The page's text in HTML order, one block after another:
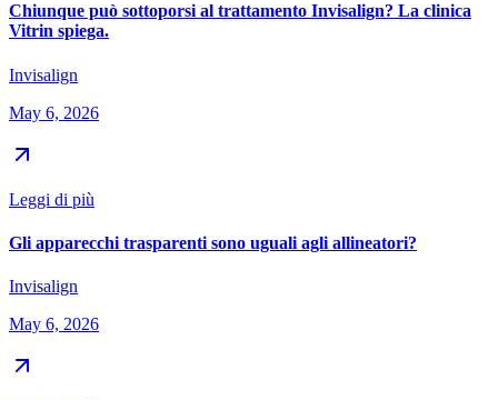
Chiunque può sottoporsi al trattamento Invisalign? La clinica
Vitrin spiega.
Invisalign
May 6, 2026
Leggi di più
Gli apparecchi trasparenti sono uguali agli allineatori?
Invisalign
May 6, 2026